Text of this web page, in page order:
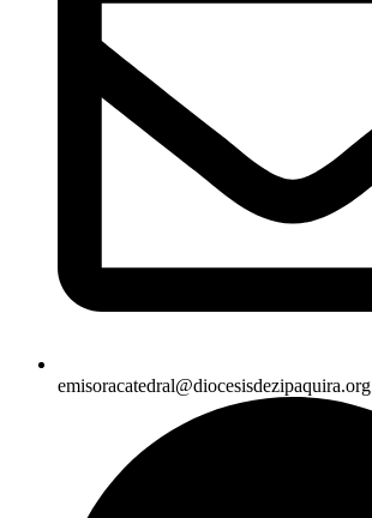
emisoracatedral@diocesisdezipaquira.org